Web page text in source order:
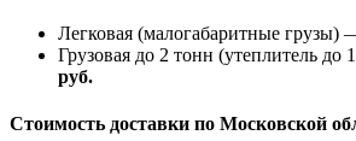
Легковая (малогабаритные грузы)
Грузовая до 2 тонн (утеплитель
руб.
Стоимость доставки по Московской